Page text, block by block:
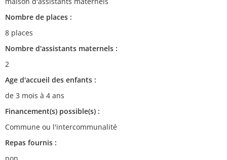
Nombre de places :
8 places
Nombre d'assistants maternels :
2
Age d'accueil des enfants :
de 3 mois à 4 ans
Financement(s) possible(s) :
Commune ou l'intercommunalité
Repas fournis :
non